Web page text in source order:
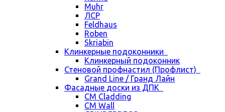
Muhr
ЛСР
Feldhaus
Roben
Skriabin
Клинкерные подоконники
Клинкерный подоконник
Стеновой профнастил (Профлист)
Grand Line / Гранд Лайн
Фасадные доски из ДПК
CM Cladding
CM Wall